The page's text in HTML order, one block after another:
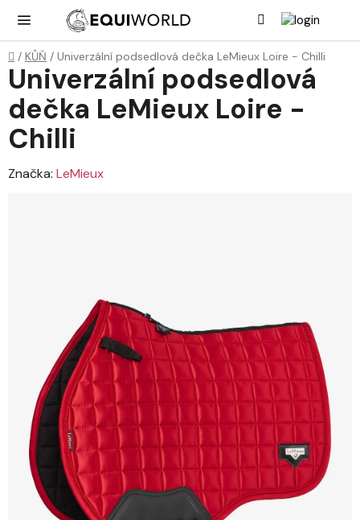
obsah
Domů
/ KŮŇ / Univerzální podsedlová dečka LeMieux Loire - Chilli
Univerzální podsedlová
dečka LeMieux Loire -
Chilli
Značka: LeMieux